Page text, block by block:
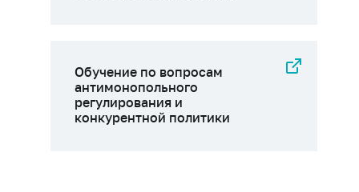
Обучение по вопросам
антимонопольного
регулирования и
конкурентной политики